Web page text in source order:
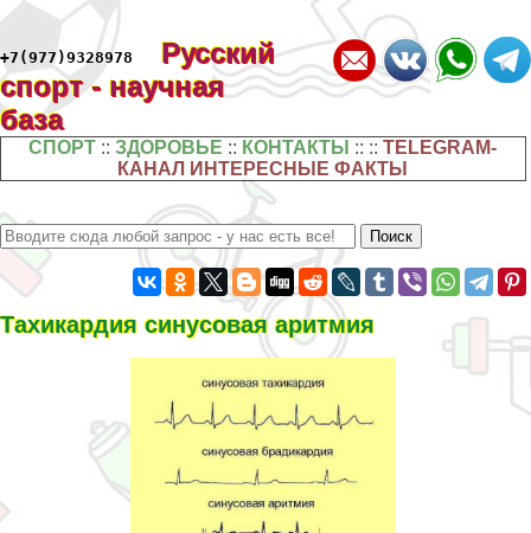
+7(977)9328978
Русский
спорт - научная
база
СПОРТ ::ЗДОРОВЬЕ :: КОНТАКТЫ :: ::TELEGRAM-
КАНАЛ ИНТЕРЕСНЫЕ ФАКТЫ
Тахикардия синусовая аритмия